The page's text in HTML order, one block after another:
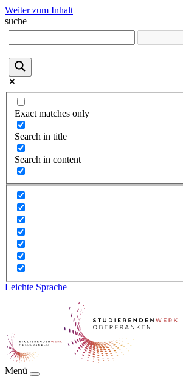
Weiter zum Inhalt
suche
Exact matches only
Search in title
Search in content
Leichte Sprache
Menü